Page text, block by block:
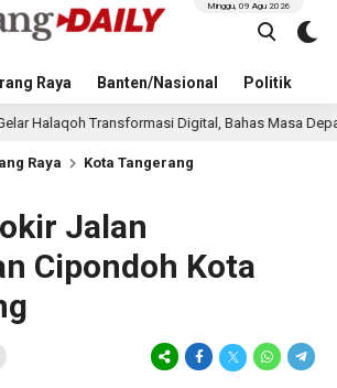
Raya Banten/Nasional Politik
Minggu, 09 Agu 2026
Transformasi Digital, Bahas Masa Depan NU di Era
Raya Kota Tangerang
Jalan
Cipondoh Kota